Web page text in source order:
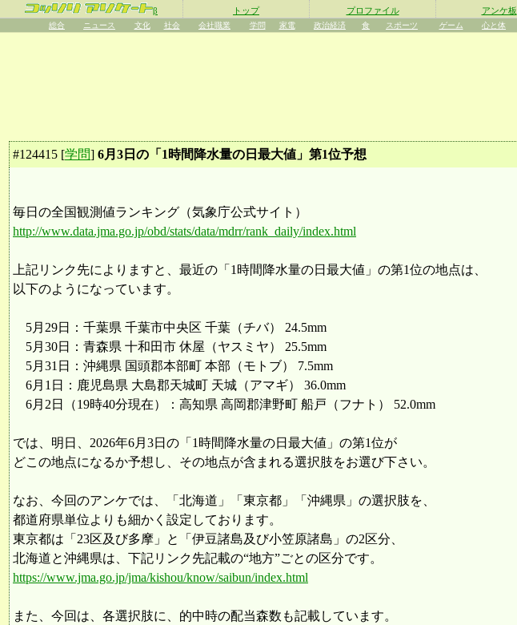
β トップ プロファイル アンケ板
総合 ニュース 文化 社会 会社職業 学問 家電 政治経済 食 スポーツ ゲーム 心と体
#124415 [学問] 6月3日の「1時間降水量の日最大値」第1位予想
毎日の全国観測値ランキング（気象庁公式サイト）
http://www.data.jma.go.jp/obd/stats/data/mdrr/rank_daily/index.html
上記リンク先によりますと、最近の「1時間降水量の日最大値」の第1位の地点は、
以下のようになっています。
5月29日：千葉県 千葉市中央区 千葉（チバ） 24.5mm
5月30日：青森県 十和田市 休屋（ヤスミヤ） 25.5mm
5月31日：沖縄県 国頭郡本部町 本部（モトブ） 7.5mm
6月1日：鹿児島県 大島郡天城町 天城（アマギ） 36.0mm
6月2日（19時40分現在）：高知県 高岡郡津野町 船戸（フナト） 52.0mm
では、明日、2026年6月3日の「1時間降水量の日最大値」の第1位が
どこの地点になるか予想し、その地点が含まれる選択肢をお選び下さい。
なお、今回のアンケでは、「北海道」「東京都」「沖縄県」の選択肢を、
都道府県単位よりも細かく設定しております。
東京都は「23区及び多摩」と「伊豆諸島及び小笠原諸島」の2区分、
北海道と沖縄県は、下記リンク先記載の“地方”ごとの区分です。
https://www.jma.go.jp/jma/kishou/know/saibun/index.html
また、今回は、各選択肢に、的中時の配当森数も記載しています。